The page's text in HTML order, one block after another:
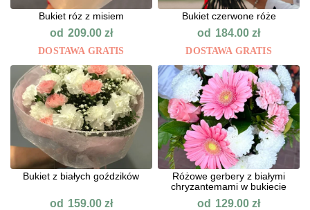
Bukiet róz z misiem
od 209.00 zł
DOSTAWA GRATIS
Bukiet czerwone róże
od 184.00zł
DOSTAWA GRATIS
Bukiet z białych goździków
od 159.00 zł
Różowe gerbery z białymi
chryzantemami w bukiecie
od 129.00zł